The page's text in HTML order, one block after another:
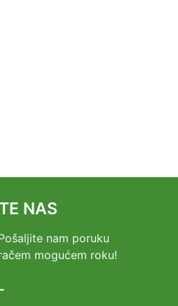
NAS
nam poruku
mogućem roku!